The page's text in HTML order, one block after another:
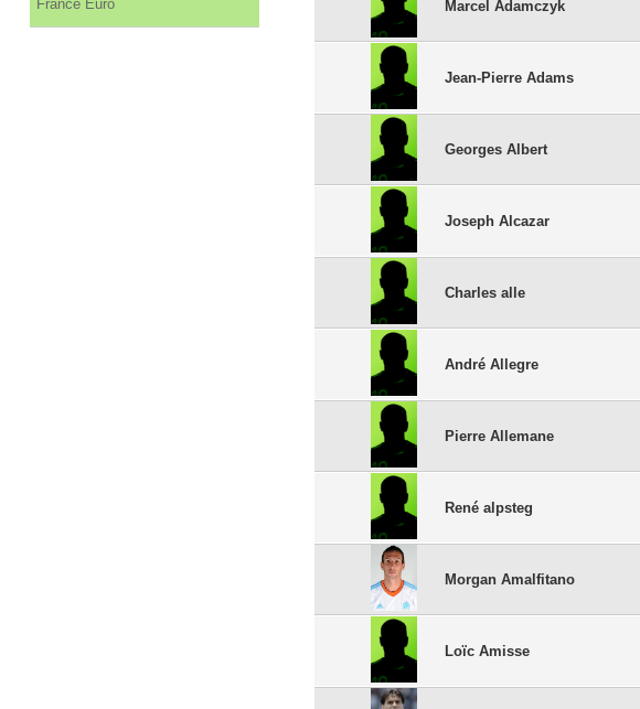
France Euro
Marcel Adamczyk
Jean-Pierre Adams
Georges Albert
Joseph Alcazar
Charles alle
André Allegre
Pierre Allemane
René alpsteg
Morgan Amalfitano
Loïc Amisse